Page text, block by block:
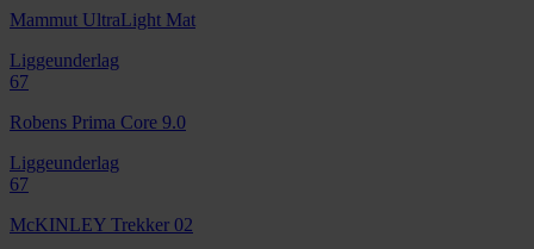
Mammut UltraLight Mat
Liggeunderlag
67
Robens Prima Core 9.0
Liggeunderlag
67
McKINLEY Trekker 02